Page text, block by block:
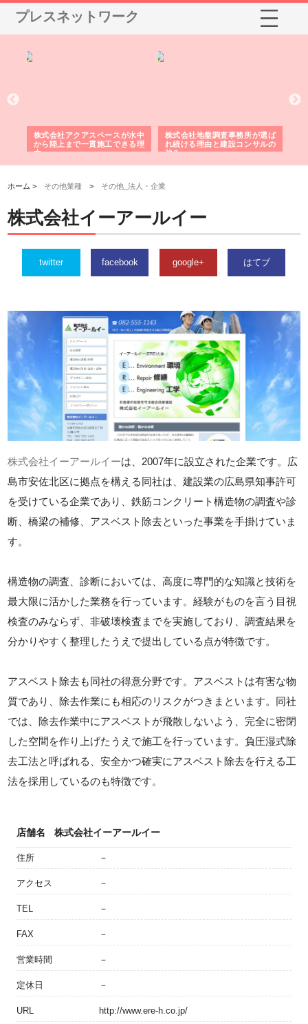
プレスネットワーク
株式会社アクアスペースが水中
から陸上まで一貫施工できる理
由
株式会社地盤調査事務所が選ば
れ続ける理由と建設コンサルの
強み
ホーム > その他業種 > その他_法人・企業
株式会社イーアールイー
twitter facebook google+ はてブ
株式会社イーアールイーは、2007年に設立された企業です。広
島市安佐北区に拠点を構える同社は、建設業の広島県知事許可
を受けている企業であり、鉄筋コンクリート構造物の調査や診
断、橋梁の補修、アスベスト除去といった事業を手掛けていま
す。
構造物の調査、診断においては、高度に専門的な知識と技術を
最大限に活かした業務を行っています。経験がものを言う目視
検査のみならず、非破壊検査までを実施しており、調査結果を
分かりやすく整理したうえで提出している点が特徴です。
アスベスト除去も同社の得意分野です。アスベストは有害な物
質であり、除去作業にも相応のリスクがつきまといます。同社
では、除去作業中にアスベストが飛散しないよう、完全に密閉
した空間を作り上げたうえで施工を行っています。負圧湿式除
去工法と呼ばれる、安全かつ確実にアスベスト除去を行える工
法を採用しているのも特徴です。
店舗名 株式会社イーアールイー
住所 －
アクセス －
TEL －
FAX －
営業時間 －
定休日 －
URL http://www.ere-h.co.jp/